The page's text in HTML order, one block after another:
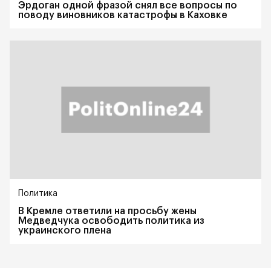
Эрдоган одной фразой снял все вопросы по
поводу виновников катастрофы в Каховке
Политика
В Кремле ответили на просьбу жены
Медведчука освободить политика из
украинского плена